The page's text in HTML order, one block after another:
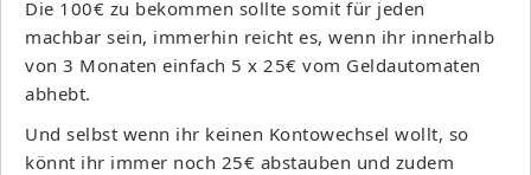
Die 100€ zu bekommen sollte somit für jeden
machbar sein, immerhin reicht es, wenn ihr innerhalb
von 3 Monaten einfach 5 x 25€ vom Geldautomaten
abhebt.
Und selbst wenn ihr keinen Kontowechsel wollt, so
könnt ihr immer noch 25€ abstauben und zudem